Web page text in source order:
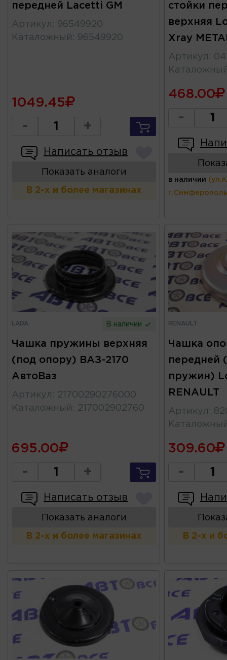
передней Lacetti GM
Артикул : 96549920
Каталожный : 96549920
1049.45
- +
Написать отзыв
Показать аналоги
В 2-х и более магазинах
стойки
верхняя
Xray
Артикул :
468.00
-
в наличии
LADA В наличии
Чашка пружины верхняя
(под опору) ВАЗ-2170
АвтоВаз
Артикул : 21700290276000
Каталожный : 217002902760
695.00
- +
Написать отзыв
Показать аналоги
В 2-х и более магазинах
RENAULT
Чашка
передней
пружин)
RENAULT
Артикул :
309.60
-
В 2-х и